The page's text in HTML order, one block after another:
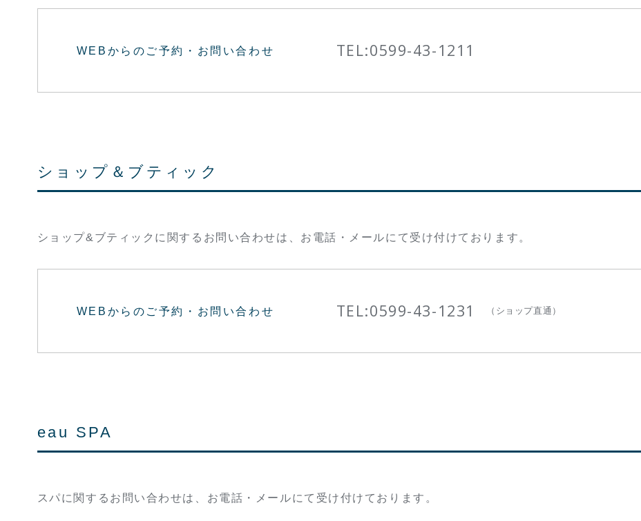
WEBからのご予約・お問い合わせ TEL:0599-43-1211
ショップ＆ブティック
ショップ&ブティックに関するお問い合わせは、お電話・メールにて受け付けております。
WEBからのご予約・お問い合わせ TEL:0599-43-1231 （ショップ直通）
eau SPA
スパに関するお問い合わせは、お電話・メールにて受け付けております。